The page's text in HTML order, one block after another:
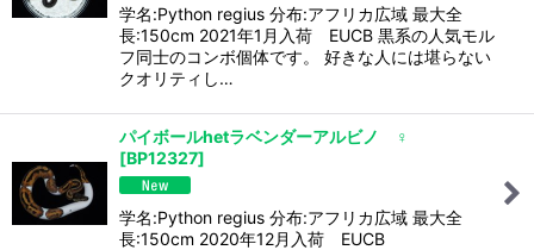
学名:Python regius 分布:アフリカ広域 最大全
長:150cm 2021年1月入荷 EUCB 黒系の人気モル
フ同士のコンボ個体です。 好きな人には堪らない
クオリティし…
パイボールhetラベンダーアルビノ ♀
[BP12327]
学名:Python regius 分布:アフリカ広域 最大全
長:150cm 2020年12月入荷 EUCB